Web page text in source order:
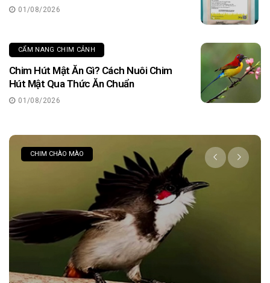
01/08/2026
CẨM NANG CHIM CẢNH
Chim Hút Mật Ăn Gì? Cách Nuôi Chim
Hút Mật Qua Thức Ăn Chuẩn
01/08/2026
CHIM CHÀO MÀO